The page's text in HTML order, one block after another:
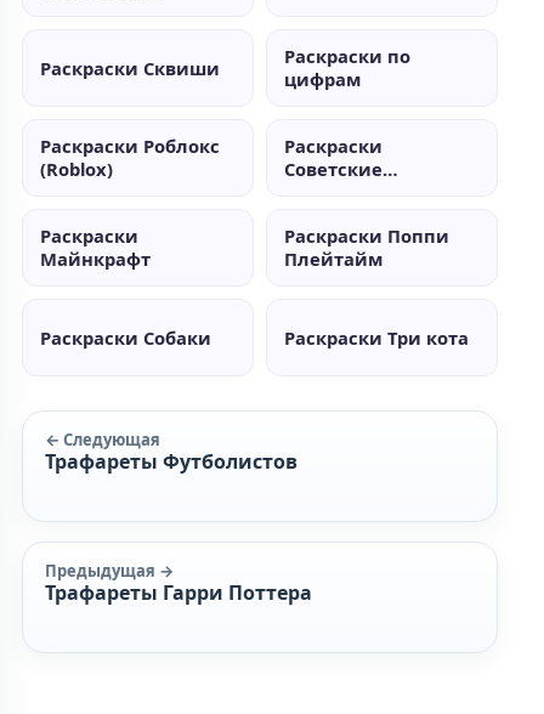
Раскраски Сквиши
Раскраски по
цифрам
Раскраски Роблокс
(Roblox)
Раскраски
Советские
Раскраски
Майнкрафт
Раскраски Поппи
Плейтайм
Раскраски Собаки Раскраски Три кота
← Следующая
Трафареты Футболистов
Предыдущая →
Трафареты Гарри Поттера